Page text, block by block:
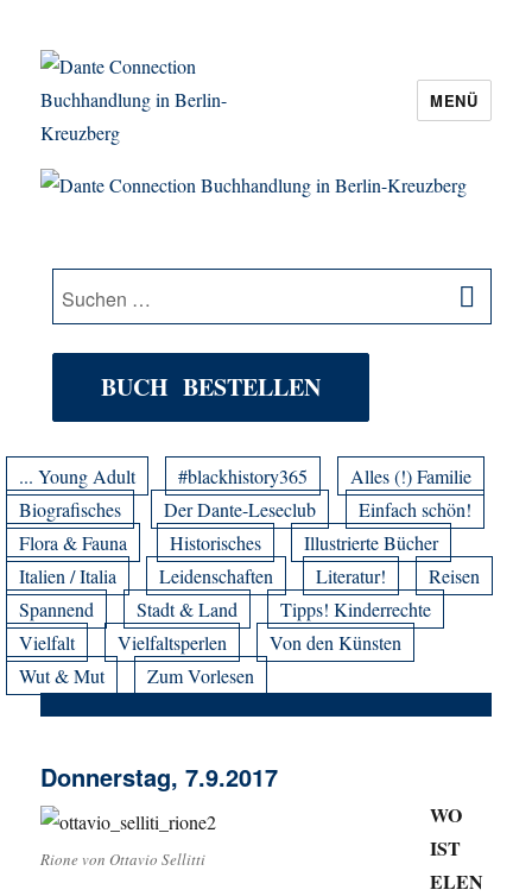
Dante Connection Buchhandlung in
MENÜ
Suche
nach:
BUCH BESTELLEN
... Young Adult #blackhistory365
Alles (!) Familie
Biografisches
Der Dante-Leseclub
Einfach schön!
Flora & Fauna
Historisches
Illustrierte Bücher
Italien / Italia
Leidenschaften Literatur!
Reisen
Spannend
Stadt & Land
Tipps! Kinderrechte
Vielfalt
Vielfaltsperlen
Von den Künsten
Wut & Mut
Zum Vorlesen
Donnerstag, 7.9.2017
Rione von Ottavio Sellitti
WO
IST
ELEN